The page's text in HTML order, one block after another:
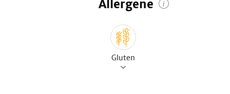
Allergene
Gluten